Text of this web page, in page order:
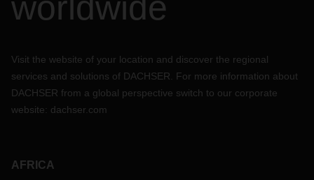
Visit the website of your location and discover the regional
services and solutions of DACHSER. For more information about
DACHSER from a global perspective switch to our corporate
website: dachser.com
AFRICA